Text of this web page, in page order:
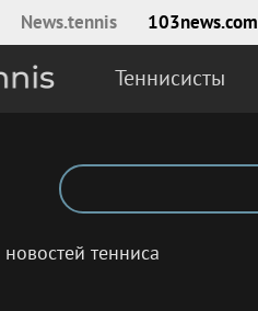
News.tennis 103news.com
Теннисисты
новостей тенниса